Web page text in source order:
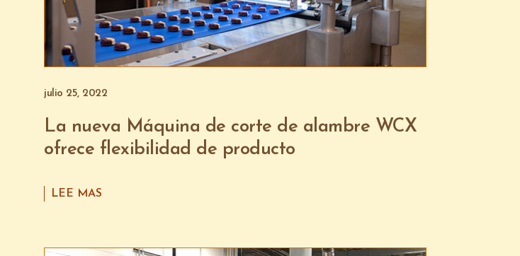
julio 25, 2022
La nueva Máquina de corte de alambre WCX
ofrece flexibilidad de producto
LEE MAS